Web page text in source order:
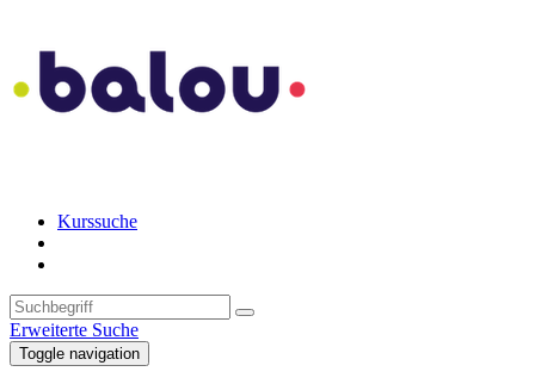
Kurssuche
Erweiterte Suche
Toggle navigation